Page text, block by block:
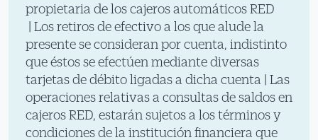
propietaria de los cajeros automáticos RED
| Los retiros de efectivo a los que alude la
presente se consideran por cuenta, indistinto
que éstos se efectúen mediante diversas
tarjetas de débito ligadas a dicha cuenta | Las
operaciones relativas a consultas de saldos en
cajeros RED, estarán sujetos a los términos y
condiciones de la institución financiera que